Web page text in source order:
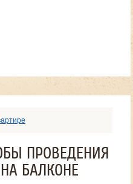
ПРОВЕДЕНИЯ
БАЛКОНЕ